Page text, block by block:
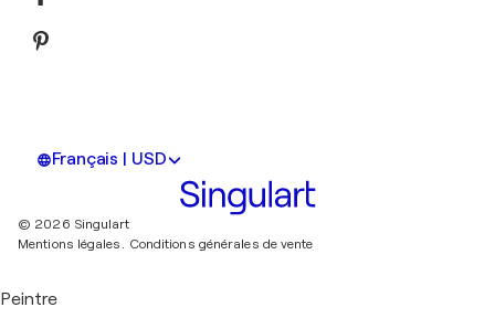
Français | USD
© 2026 Singulart
Mentions légales. Conditions générales de vente
Peintre